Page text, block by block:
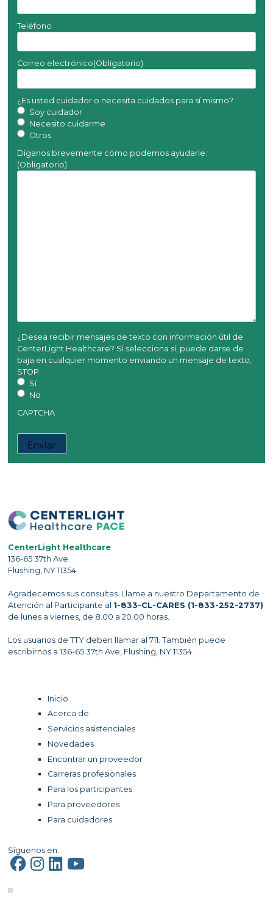
Teléfono
Correo electrónico(Obligatorio)
¿Es usted cuidador o necesita cuidados para sí mismo?
Soy cuidador
Necesito cuidarme
Otros
Díganos brevemente cómo podemos ayudarle:
(Obligatorio)
¿Desea recibir mensajes de texto con información útil de
CenterLight Healthcare? Si selecciona sí, puede darse de
baja en cualquier momento enviando un mensaje de texto,
STOP.
Sí
No
CAPTCHA
CenterLight Healthcare
136-65 37th Ave.
Flushing, NY 11354
Agradecemos sus consultas. Llame a nuestro Departamento de
Atención al Participante al 1-833-CL-CARES (1-833-252-2737)
de lunes a viernes, de 8.00 a 20.00 horas.
Los usuarios de TTY deben llamar al 711. También puede
escribirnos a 136-65 37th Ave, Flushing, NY 11354.
Inicio
Acerca de
Servicios asistenciales
Novedades
Encontrar un proveedor
Carreras profesionales
Para los participantes
Para proveedores
Para cuidadores
Síguenos en: